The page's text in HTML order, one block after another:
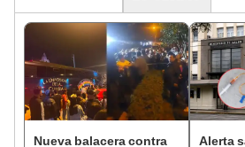
Nueva balacera contra Alerta